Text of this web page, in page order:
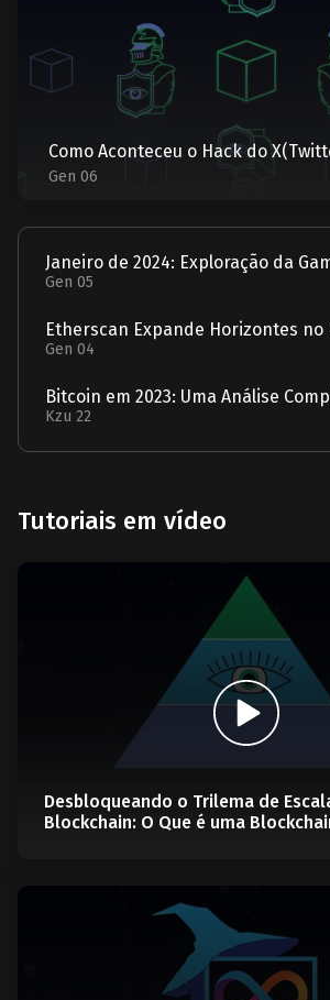
Como Aconteceu o Hack do
Gen 06
Gen 05
Gen 04
Kzu 22
Tutoriais em vídeo
Desbloqueando o Trilema de
Blockchain: O Que é uma